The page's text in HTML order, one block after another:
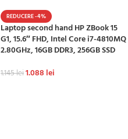
REDUCERE -4%
Laptop second hand HP ZBook 15
G1, 15.6″ FHD, Intel Core i7-4810MQ
2.80GHz, 16GB DDR3, 256GB SSD
1.145lei1.088 lei